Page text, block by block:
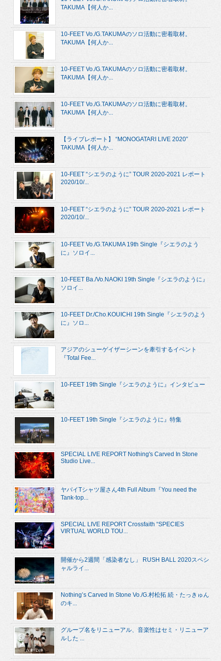
TAKUMA【何人か...
10-FEET Vo./G.TAKUMAのソロ活動に密着取材。
TAKUMA【何人か...
10-FEET Vo./G.TAKUMAのソロ活動に密着取材。
TAKUMA【何人か...
10-FEET Vo./G.TAKUMAのソロ活動に密着取材。
TAKUMA【何人か...
【ライブレポート】 “MONOGATARI LIVE 2020”
TAKUMA【何人か...
10-FEET “シエラのように” TOUR 2020-2021 レポート
2020/10/...
10-FEET “シエラのように” TOUR 2020-2021 レポート
2020/10/...
10-FEET Vo./G.TAKUMA 19th Single『シエラのよう
に』ソロイ...
10-FEET Ba./Vo.NAOKI 19th Single『シエラのように』
ソロイ...
10-FEET Dr./Cho.KOUICHI 19th Single『シエラのよう
に』ソロ...
アジアのシューゲイザーシーンを牽引するイベント
『Total Fee...
10-FEET 19th Single『シエラのように』インタビュー
10-FEET 19th Single『シエラのように』特集
SPECIAL LIVE REPORT Nothing's Carved In Stone
Studio Live...
ヤバイTシャツ屋さん4th Full Album『You need the
Tank-top...
SPECIAL LIVE REPORT Crossfaith “SPECIES
VIRTUAL WORLD TOU...
開催から2週間「感染者なし」 RUSH BALL 2020スペシ
ャルライ...
Nothing’s Carved In Stone Vo./G.村松拓 続・たっきゅん
のキ...
グループ名をリニューアル、音楽性はセミ・リニューア
ルした ...